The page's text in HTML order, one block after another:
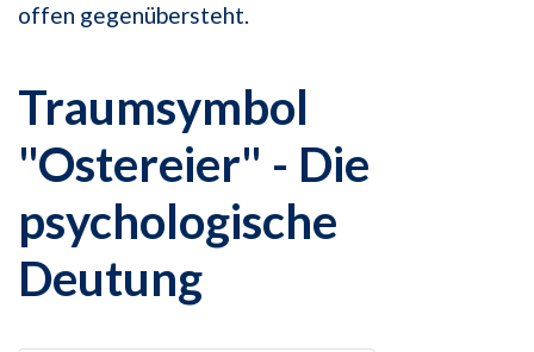
offen gegenübersteht.
Traumsymbol
"Ostereier" - Die
psychologische
Deutung